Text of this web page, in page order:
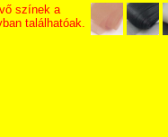
színek a
találhatóak.